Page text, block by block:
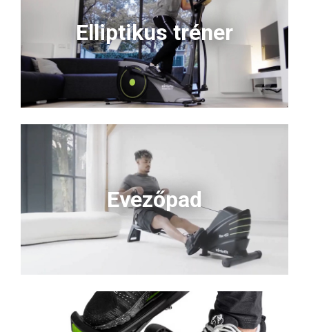
Elliptikus tréner
Evezőpad